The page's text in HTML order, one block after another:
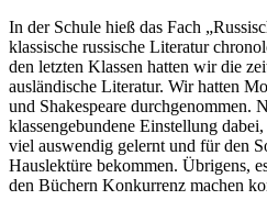
In der Schule hieß das Fach
klassische russische Literatur
den letzten Klassen hatten wir die
ausländische Literatur. Wir hatten
und Shakespeare durchgenommen.
klassengebundene Einstellung
viel auswendig gelernt und für den
Hauslektüre bekommen. Übrigens,
den Büchern Konkurrenz machen